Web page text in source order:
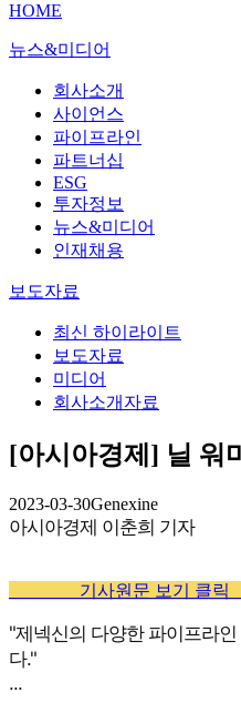
HOME
뉴스&미디어
회사소개
사이언스
파이프라인
파트너십
ESG
투자정보
뉴스&미디어
인재채용
보도자료
최신 하이라이트
보도자료
미디어
회사소개자료
[아시아경제] 닐 워
2023-03-30Genexine
아시아경제 이춘희 기자
________기사원문 보기 클릭
"제넥신의 다양한 파이프라
다."
...